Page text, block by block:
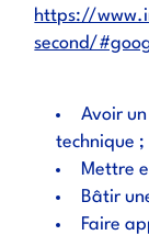
https://
second/
Avoir
technique ;
Mettre
Bâtir
Faire